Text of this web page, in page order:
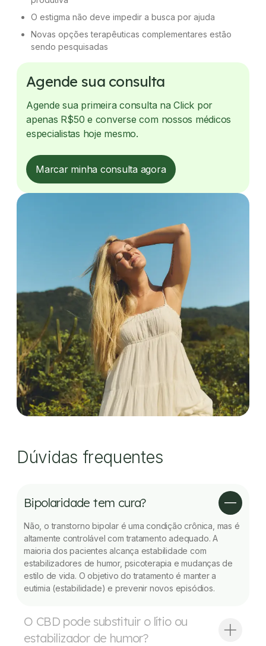
O estigma não deve impedir a busca por ajuda
Novas opções terapêuticas complementares estão
sendo pesquisadas
Agende sua consulta
Agende sua primeira consulta na Click por
apenas R$50 e converse com nossos médicos
especialistas hoje mesmo.
Marcar minha consulta agora
Dúvidas frequentes
Bipolaridade tem cura?
Não, o transtorno bipolar é uma condição crônica, mas é
altamente controlável com tratamento adequado. A
maioria dos pacientes alcança estabilidade com
estabilizadores de humor, psicoterapia e mudanças de
estilo de vida. O objetivo do tratamento é manter a
eutimia (estabilidade) e prevenir novos episódios.
O CBD pode substituir o lítio ou
estabilizador de humor?